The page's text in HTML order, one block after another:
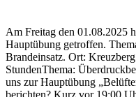
Am Freitag den 01.08.2025
Hauptübung getroffen.
Brandeinsatz. Ort:
StundenThema:
uns zur Hauptübung